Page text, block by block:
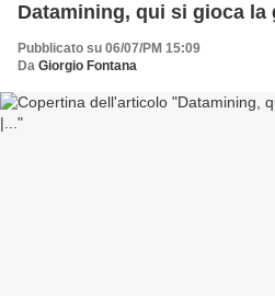
Datamining, qui si gioca la
Pubblicato su 06/07/PM 15:09
Da Giorgio Fontana